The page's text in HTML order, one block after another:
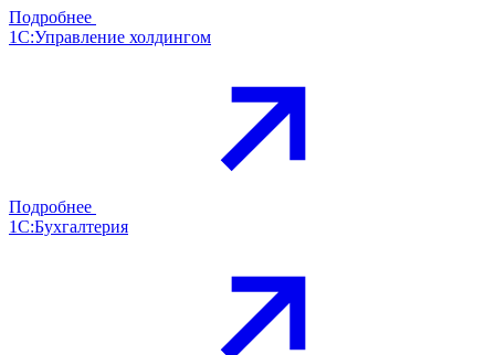
Подробнее
1С:Управление холдингом
Подробнее
1С:Бухгалтерия